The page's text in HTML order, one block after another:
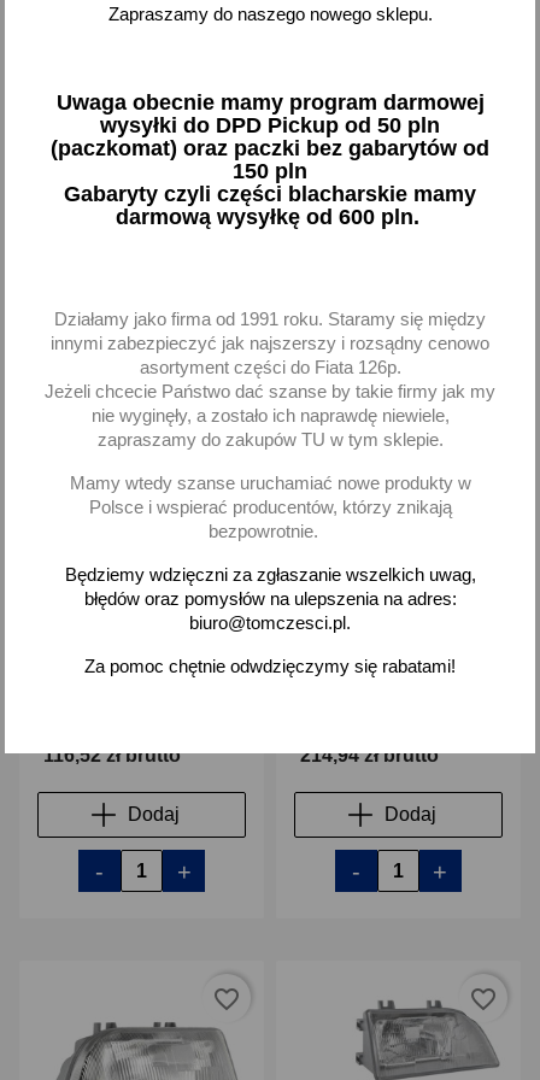
przeciwmgielny Polonez
Caro Truck Atu Plus
HP1.12801
62,52 zł brutto
Fiat 125p Polonez Star
Jelcz RE.02807
58,26 zł brutto
drogowa dalekosiężna Fiat
116,52 zł brutto
Dodaj
- +
favorite_border
Polonez Caro Atu Plus
214,94 zł brutto
Dodaj
- +
favorite_border favorite_border
Zapraszamy do naszego nowego sklepu.
Uwaga obecnie mamy program darmowej
wysyłki do DPD Pickup od 50 pln
(paczkomat) oraz paczki bez gabarytów od
150 pln
Gabaryty czyli części blacharskie mamy
darmową wysyłkę od 600 pln.
Działamy jako firma od 1991 roku. Staramy się między
innymi zabezpieczyć jak najszerszy i rozsądny cenowo
asortyment części do Fiata 126p.
Jeżeli chcecie Państwo dać szanse by takie firmy jak my
nie wyginęły, a zostało ich naprawdę niewiele,
zapraszamy do zakupów TU w tym sklepie.
Mamy wtedy szanse uruchamiać nowe produkty w
Polsce i wspierać producentów, którzy znikają
bezpowrotnie.
Będziemy wdzięczni za zgłaszanie wszelkich uwag,
błędów oraz pomysłów na ulepszenia na adres:
biuro@tomczesci.pl.
Za pomoc chętnie odwdzięczymy się rabatami!